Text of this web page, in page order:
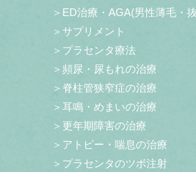
＞ED治療・AGA(男性薄毛・
＞サプリメント
＞プラセンタ療法
＞頻尿・尿もれの治療
＞脊柱管狭窄症の治療
＞耳鳴・めまいの治療
＞更年期障害の治療
＞アトピー・喘息の治療
＞プラセンタのツボ注射